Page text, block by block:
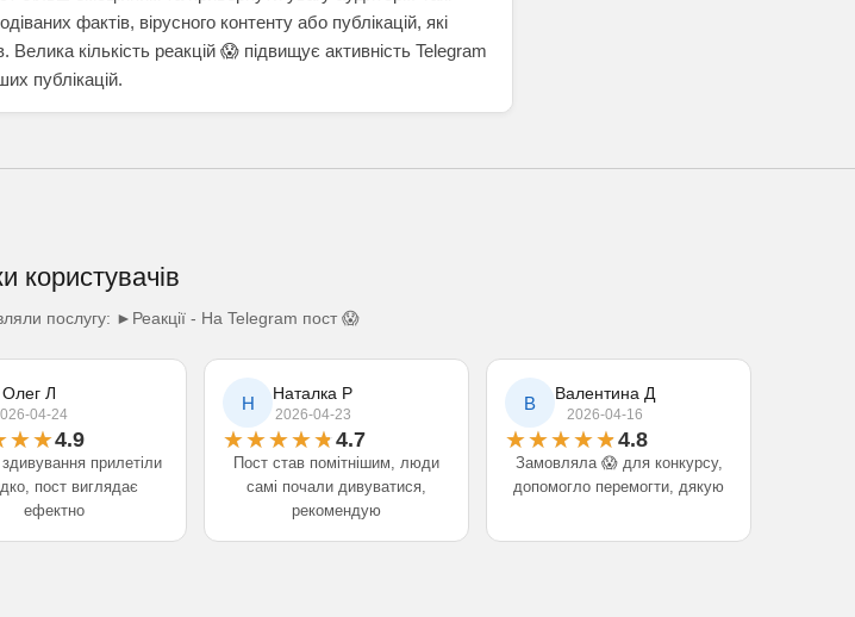
фактів, вірусного контенту або публікацій, які
кількість реакцій 😱 підвищує активність Telegram
публікацій.
користувачів
послугу: ►Реакції - На Telegram пост 😱
Олег Л
04-24
4.9
здивування прилетіли
пост виглядає
ефектно
Н Наталка Р
2026-04-23
4.7
Пост став помітнішим, люди
самі почали дивуватися,
рекомендую
В Валентина Д
2026-04-16
4.8
Замовляла 😱 для конкурсу,
допомогло перемогти, дякую